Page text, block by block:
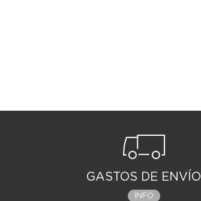
GASTOS DE ENVÍO
INFO